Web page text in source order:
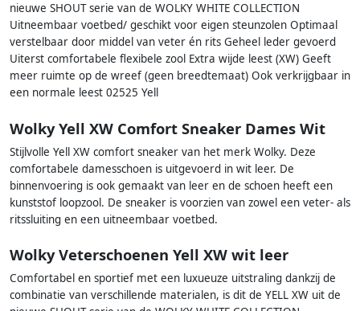
nieuwe SHOUT serie van de WOLKY WHITE COLLECTION
Uitneembaar voetbed/ geschikt voor eigen steunzolen Optimaal
verstelbaar door middel van veter én rits Geheel leder gevoerd
Uiterst comfortabele flexibele zool Extra wijde leest (XW) Geeft
meer ruimte op de wreef (geen breedtemaat) Ook verkrijgbaar in
een normale leest 02525 Yell
Wolky Yell XW Comfort Sneaker Dames Wit
Stijlvolle Yell XW comfort sneaker van het merk Wolky. Deze
comfortabele damesschoen is uitgevoerd in wit leer. De
binnenvoering is ook gemaakt van leer en de schoen heeft een
kunststof loopzool. De sneaker is voorzien van zowel een veter- als
ritssluiting en een uitneembaar voetbed.
Wolky Veterschoenen Yell XW wit leer
Comfortabel en sportief met een luxueuze uitstraling dankzij de
combinatie van verschillende materialen, is dit de YELL XW uit de